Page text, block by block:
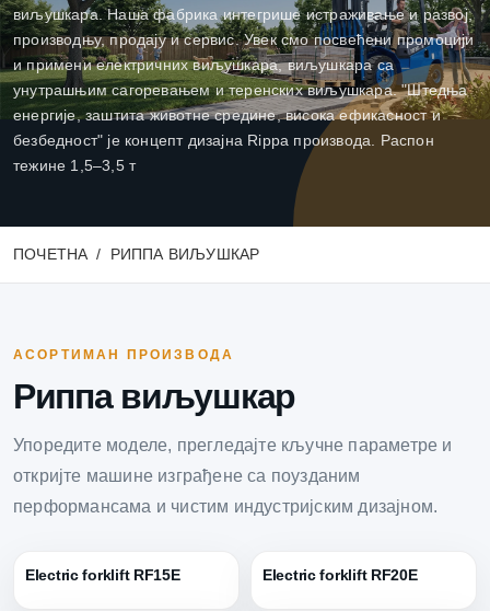
виљушкара. Наша фабрика интегрише истраживање и развој,
производњу, продају и сервис. Увек смо посвећени промоцији
и примени електричних виљушкара, виљушкара са
унутрашњим сагоревањем и теренских виљушкара. "Штедња
енергије, заштита животне средине, висока ефикасност и
безбедност" је концепт дизајна Rippa производа. Распон
тежине 1,5–3,5 т
ПОЧЕТНА РИППА ВИЉУШКАР
АСОРТИМАН ПРОИЗВОДА
Риппа виљушкар
Упоредите моделе, прегледајте кључне параметре и
откријте машине изграђене са поузданим
перформансама и чистим индустријским дизајном.
Electric forklift RF15E Electric forklift RF20E